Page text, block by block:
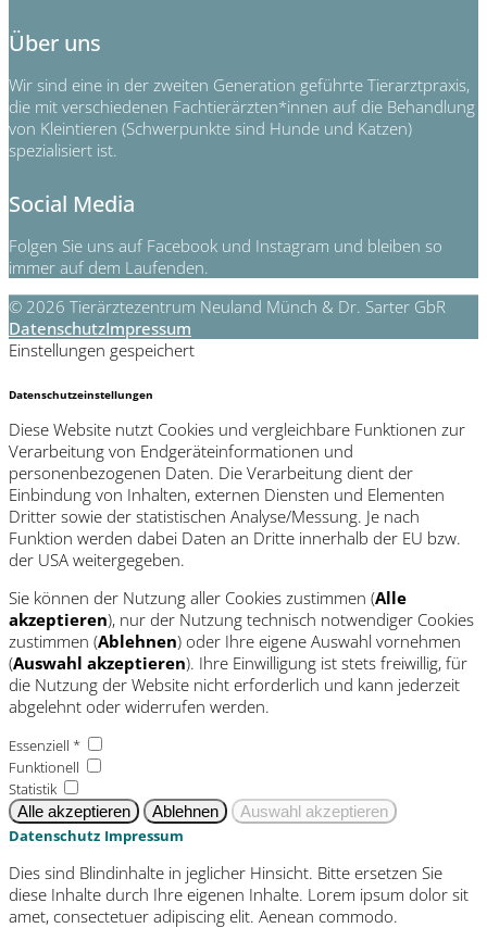
Über uns
Wir sind eine in der zweiten Generation geführte Tierarztpraxis,
die mit verschiedenen Fachtierärzten*innen auf die Behandlung
von Kleintieren (Schwerpunkte sind Hunde und Katzen)
spezialisiert ist.
Social Media
Folgen Sie uns auf Facebook und Instagram und bleiben so
immer auf dem Laufenden.
© 2026 Tierärztezentrum Neuland Münch & Dr. Sarter GbR
DatenschutzImpressum
Einstellungen gespeichert
Datenschutzeinstellungen
Diese Website nutzt Cookies und vergleichbare Funktionen zur
Verarbeitung von Endgeräteinformationen und
personenbezogenen Daten. Die Verarbeitung dient der
Einbindung von Inhalten, externen Diensten und Elementen
Dritter sowie der statistischen Analyse/Messung. Je nach
Funktion werden dabei Daten an Dritte innerhalb der EU bzw.
der USA weitergegeben.
Sie können der Nutzung aller Cookies zustimmen (Alle
akzeptieren), nur der Nutzung technisch notwendiger Cookies
zustimmen (Ablehnen) oder Ihre eigene Auswahl vornehmen
(Auswahl akzeptieren). Ihre Einwilligung ist stets freiwillig, für
die Nutzung der Website nicht erforderlich und kann jederzeit
abgelehnt oder widerrufen werden.
Essenziell *
Funktionell
Statistik
Datenschutz Impressum
Dies sind Blindinhalte in jeglicher Hinsicht. Bitte ersetzen Sie
diese Inhalte durch Ihre eigenen Inhalte. Lorem ipsum dolor sit
amet, consectetuer adipiscing elit. Aenean commodo.